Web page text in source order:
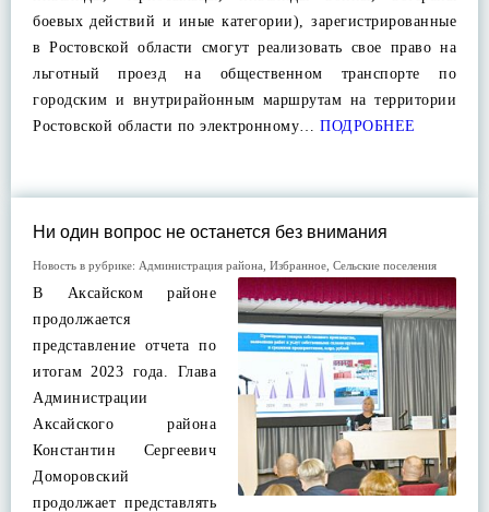
боевых действий и иные категории), зарегистрированные
в Ростовской области смогут реализовать свое право на
льготный проезд на общественном транспорте по
городским и внутрирайонным маршрутам на территории
Ростовской области по электронному… ПОДРОБНЕЕ
Ни один вопрос не останется без внимания
Новость в рубрике: Администрация района Избранное Сельские поселения
В Аксайском районе
продолжается
представление отчета по
итогам 2023 года. Глава
Администрации
Аксайского района
Константин Сергеевич
Доморовский
продолжает представлять